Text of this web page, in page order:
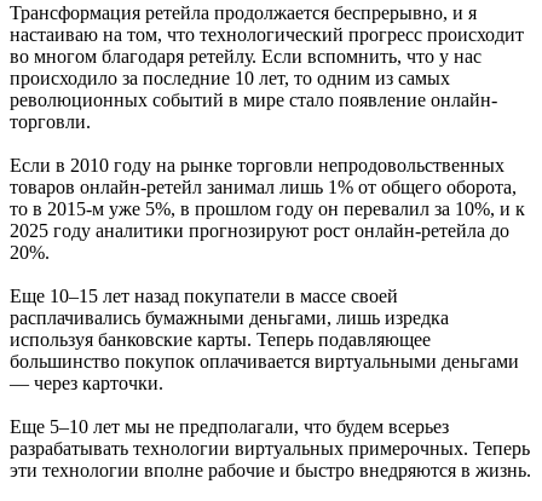
Трансформация ретейла продолжается беспрерывно, и я
настаиваю на том, что технологический прогресс происходит
во многом благодаря ретейлу. Если вспомнить, что у нас
происходило за последние 10 лет, то одним из самых
революционных событий в мире стало появление онлайн-
торговли.
Если в 2010 году на рынке торговли непродовольственных
товаров онлайн-ретейл занимал лишь 1% от общего оборота,
то в 2015-м уже 5%, в прошлом году он перевалил за 10%, и к
2025 году аналитики прогнозируют рост онлайн-ретейла до
20%.
Еще 10–15 лет назад покупатели в массе своей
расплачивались бумажными деньгами, лишь изредка
используя банковские карты. Теперь подавляющее
большинство покупок оплачивается виртуальными деньгами
— через карточки.
Еще 5–10 лет мы не предполагали, что будем всерьез
разрабатывать технологии виртуальных примерочных. Теперь
эти технологии вполне рабочие и быстро внедряются в жизнь.